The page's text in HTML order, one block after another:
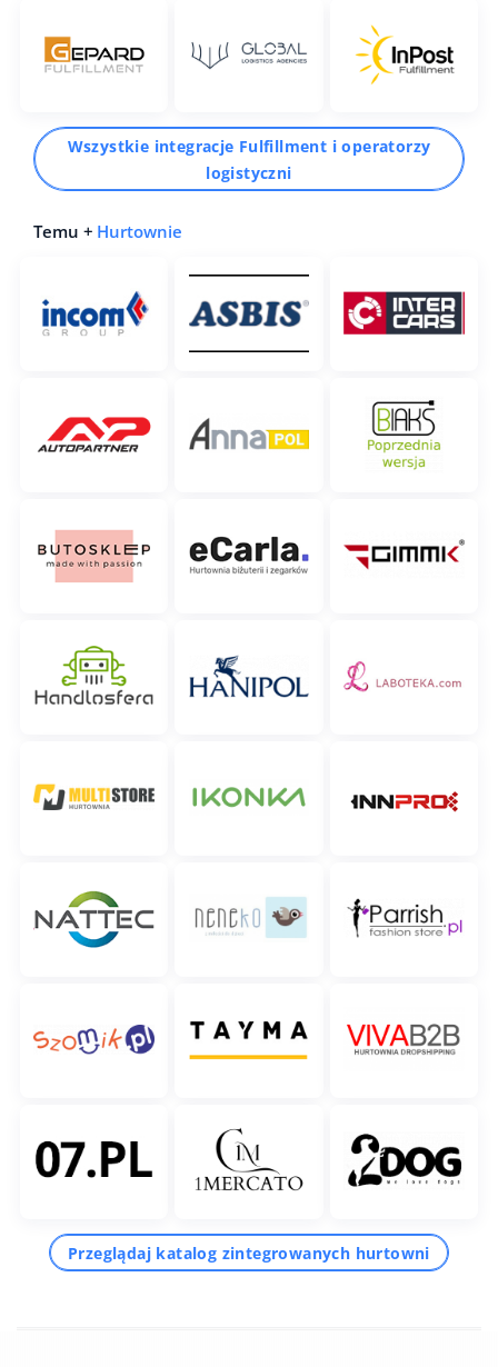
Wszystkie integracje Fulfillment i operatorzy
logistyczni
Temu + Hurtownie
Przeglądaj katalog zintegrowanych hurtowni